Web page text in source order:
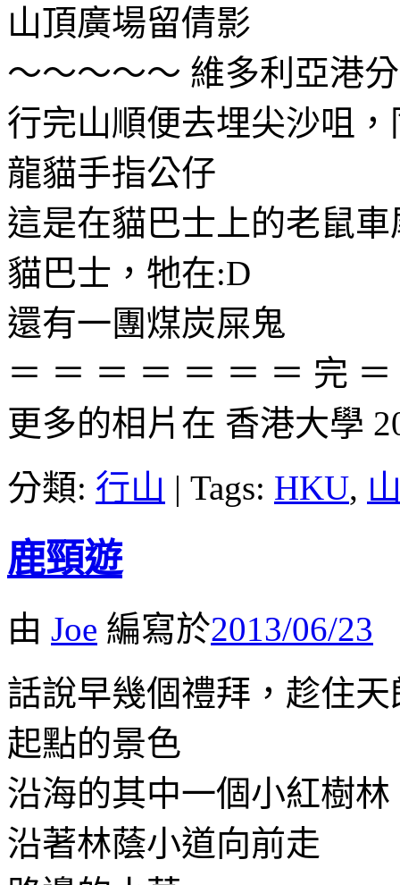
山頂廣場留倩影
～～～～～ 維多利亞港
行完山順便去埋尖沙咀
龍貓手指公仔
這是在貓巴士上的老鼠
貓巴士，牠在:D
還有一團煤炭屎鬼
＝ ＝ ＝ ＝ ＝ ＝ ＝ 完
更多的相片在 香港大學
分類: 行山 | Tags: HKU,
鹿頸遊
由 Joe 編寫於2013/06/23
話說早幾個禮拜，趁住
起點的景色
沿海的其中一個小紅樹林
沿著林蔭小道向前走